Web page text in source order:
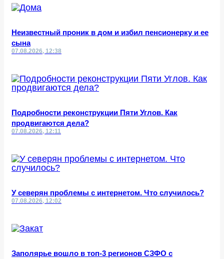
Неизвестный проник в дом и избил пенсионерку и ее
сына
07.08.2026, 12:38
Подробности реконструкции Пяти Углов. Как
продвигаются дела?
07.08.2026, 12:11
У северян проблемы с интернетом. Что случилось?
07.08.2026, 12:02
Заполярье вошло в топ-3 регионов СЗФО с